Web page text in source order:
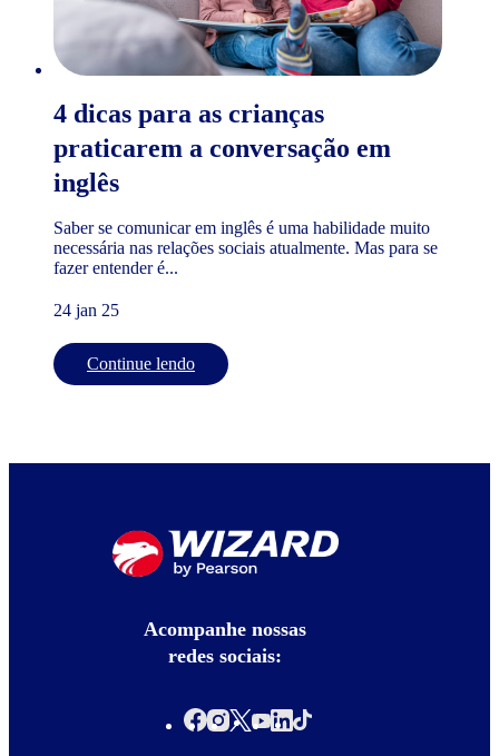
4 dicas para as crianças
praticarem a conversação em
inglês
Saber se comunicar em inglês é uma habilidade muito
necessária nas relações sociais atualmente. Mas para se
fazer entender é...
24 jan 25
Continue lendo
Acompanhe nossas
redes sociais: